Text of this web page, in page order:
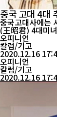
중국 고대 4대
중국고대사에는
(王昭君) 4대미
春), 맹광(孟光), 완씨(
帝)의 넷째부인 모모 5000년 전에 황제는 치우와 싸워 이겼
을 항복시켜 3대
속 짓고 문명...
오피니언
칼럼/기고
2020.12.16
오피니언
칼럼/기고
2020.12.16